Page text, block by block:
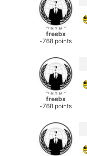
freebx
-768 points
freebx
-768 points